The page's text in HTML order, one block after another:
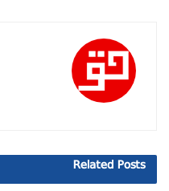
Related Posts